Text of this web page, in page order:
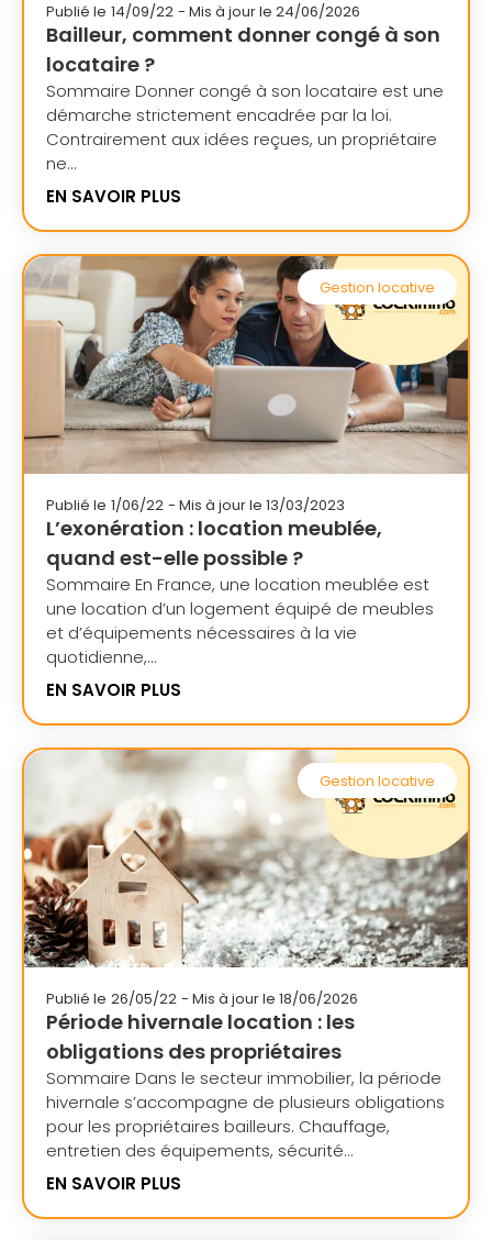
Publié le 14/09/22 - Mis à jour le 24/06/2026
Bailleur, comment donner congé à son
locataire ?
Sommaire Donner congé à son locataire est une
démarche strictement encadrée par la loi.
Contrairement aux idées reçues, un propriétaire
ne...
EN SAVOIR PLUS
Gestion locative
Publié le 1/06/22 - Mis à jour le 13/03/2023
L’exonération : location meublée,
quand est-elle possible ?
Sommaire En France, une location meublée est
une location d’un logement équipé de meubles
et d’équipements nécessaires à la vie
quotidienne,...
EN SAVOIR PLUS
Gestion locative
Publié le 26/05/22 - Mis à jour le 18/06/2026
Période hivernale location : les
obligations des propriétaires
Sommaire Dans le secteur immobilier, la période
hivernale s’accompagne de plusieurs obligations
pour les propriétaires bailleurs. Chauffage,
entretien des équipements, sécurité...
EN SAVOIR PLUS